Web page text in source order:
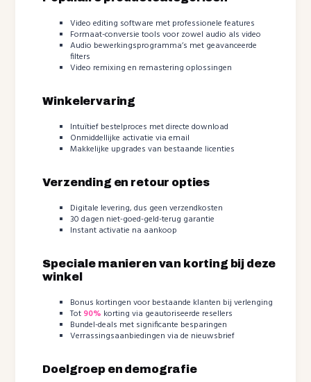
Video editing software met professionele features
Formaat-conversie tools voor zowel audio als video
Audio bewerkingsprogramma’s met geavanceerde
filters
Video remixing en remastering oplossingen
Winkelervaring
Intuïtief bestelproces met directe download
Onmiddellijke activatie via email
Makkelijke upgrades van bestaande licenties
Verzending en retour opties
Digitale levering, dus geen verzendkosten
30 dagen niet-goed-geld-terug garantie
Instant activatie na aankoop
Speciale manieren van korting bij deze
winkel
Bonus kortingen voor bestaande klanten bij verlenging
Tot 90% korting via geautoriseerde resellers
Bundel-deals met significante besparingen
Verrassingsaanbiedingen via de nieuwsbrief
Doelgroep en demografie